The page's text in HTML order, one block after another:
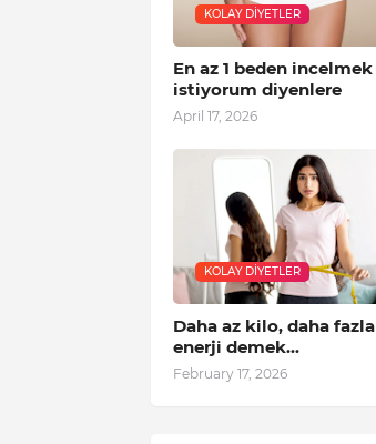
KOLAY DIYETLER
En az 1 beden incelmek
istiyorum diyenlere
April 17, 2026
KOLAY DIYETLER
Daha az kilo, daha fazla
enerji demek...
February 17, 2026